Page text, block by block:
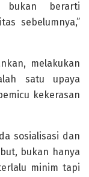
bukan berarti
sebelumnya,”
melakukan
satu upaya
kekerasan
sosialisasi dan
bukan hanya
minim tapi